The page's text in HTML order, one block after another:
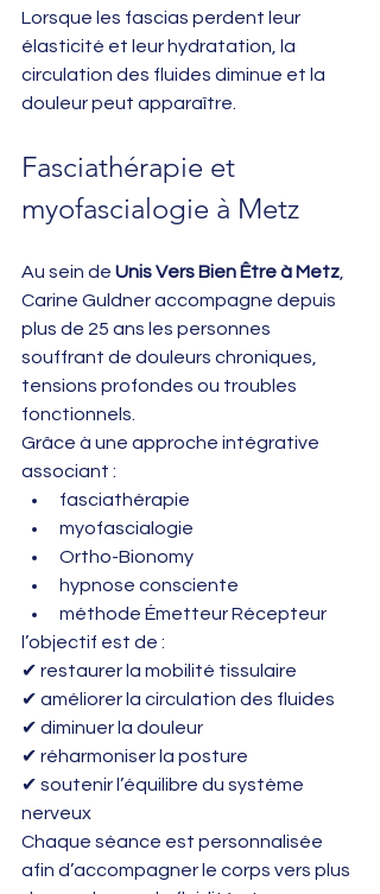
Lorsque les fascias perdent leur
élasticité et leur hydratation, la
circulation des fluides diminue et la
douleur peut apparaître.
Fasciathérapie et
myofascialogie à Metz
Au sein de Unis Vers Bien Être à Metz
Carine Guldner accompagne depuis
plus de 25 ans les personnes
souffrant de douleurs chroniques,
tensions profondes ou troubles
fonctionnels.
Grâce à une approche intégrative
associant :
fasciathérapie
myofascialogie
Ortho-Bionomy
hypnose consciente
méthode Émetteur Récepteur
l’objectif est de :
✔ restaurer la mobilité tissulaire
✔ améliorer la circulation des fluides
✔ diminuer la douleur
✔ réharmoniser la posture
✔ soutenir l’équilibre du système
nerveux
Chaque séance est personnalisée
afin d’accompagner le corps vers plus